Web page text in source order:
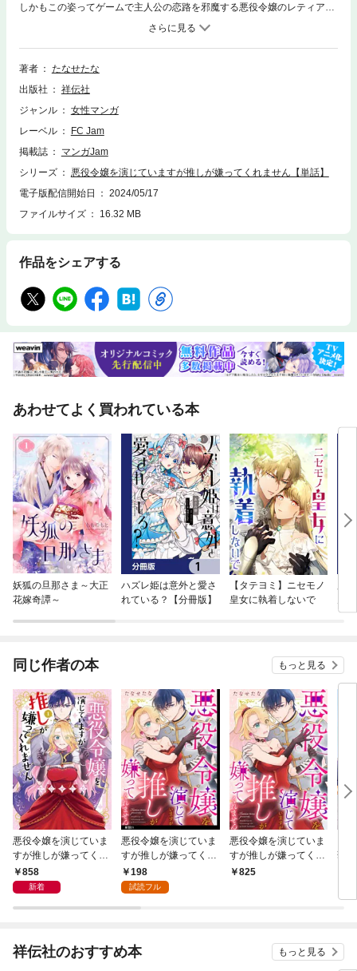
しかもこの姿ってゲームで主人公の恋路を邪魔する悪役令嬢のレティア・
ブランシュでは！？ゲームの中に転生してしまったこのマンガの主人公
は、成人の儀式で聖酒を一口飲むことによって前世の記憶が戻った。その
時、ゲームのナビゲート役の“トリ”がある使命を告げた。「おまえが悪役
令嬢の役を全うできなければ国が滅ぶ…」唯一のバッドエンドである国崩
著者
たなせたな
出版社
祥伝社
ジャンル
女性マンガ
レーベル
FC Jam
掲載誌
マンガJam
シリーズ
悪役令嬢を演じていますが推しが嫌ってくれません【単話】
電子版配信開始日
2024/05/17
ファイルサイズ
16.32 MB
作品をシェアする
あわせてよく買われている本
妖狐の旦那さま～大正
花嫁奇譚～
ハズレ姫は意外と愛さ
れている？【分冊版】
【タテヨミ】ニセモノ
皇女に執着しないで
の
同じ作者の本 もっと見る
悪役令嬢を演じていま
すが推しが嫌ってくれ
ません【単行本版】
（１）【電子限定特典
858
新着
悪役令嬢を演じていま
すが推しが嫌ってくれ
ません【単話】（１）
198
試読フル
悪役令嬢を演じていま
すが推しが嫌ってくれ
ません【合冊版】
825
華
祥伝社のおすすめ本 もっと見る